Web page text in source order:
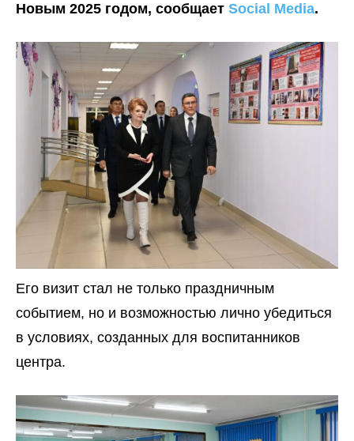
Новым 2025 годом, сообщает Social Media.
Его визит стал не только праздничным
событием, но и возможностью лично убедиться
в условиях, созданных для воспитанников
центра.